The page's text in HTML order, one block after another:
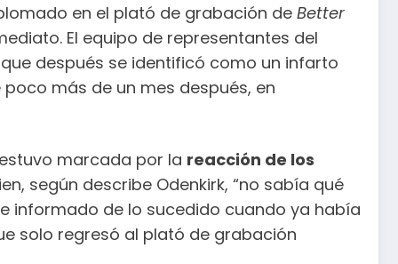
en el plató de grabación de Better
El equipo de representantes del
después se identificó como un infarto
más de un mes después, en
marcada por la reacción de los
según describe Odenkirk, “no sabía qué
informado de lo sucedido cuando ya había
solo regresó al plató de grabación